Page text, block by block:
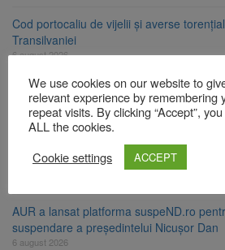
Cod portocaliu de vijelii și averse
Transilvaniei
6 august 2026
Bărbat din Victoria, reținut după ce și-ar
ori în câteva zile
6 august 2026
Urmele atelajului i-au condus pe polițiști
pădure la Ormeniș
AUR a lansat platforma suspeND.ro
suspendare a președintelui Nicușor Dan
6 august 2026
We use cookies on our website to
relevant experience by remembering
repeat visits. By clicking “Accept”,
ALL the cookies.
Cookie settings
ACCEPT